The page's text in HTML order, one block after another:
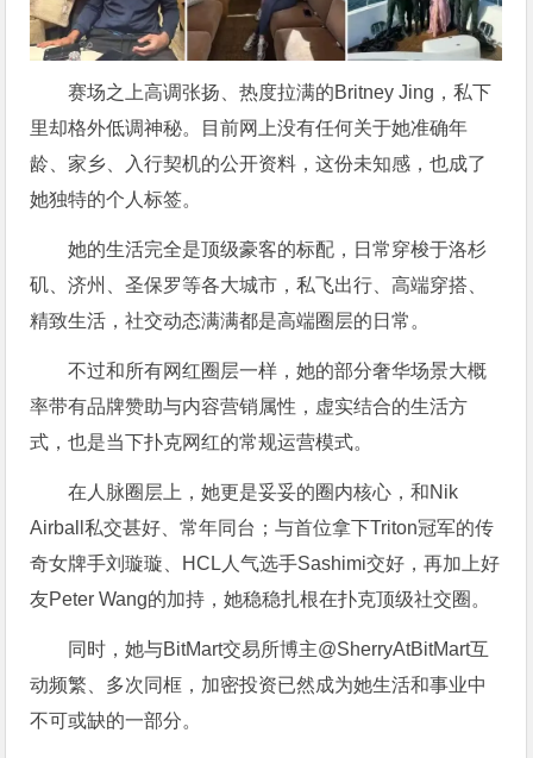
赛场之上高调张扬、热度拉满的Britney Jing，私下
里却格外低调神秘。目前网上没有任何关于她准确年
龄、家乡、入行契机的公开资料，这份未知感，也成了
她独特的个人标签。
她的生活完全是顶级豪客的标配，日常穿梭于洛杉
矶、济州、圣保罗等各大城市，私飞出行、高端穿搭、
精致生活，社交动态满满都是高端圈层的日常。
不过和所有网红圈层一样，她的部分奢华场景大概
率带有品牌赞助与内容营销属性，虚实结合的生活方
式，也是当下扑克网红的常规运营模式。
在人脉圈层上，她更是妥妥的圈内核心，和Nik
Airball私交甚好、常年同台；与首位拿下Triton冠军的传
奇女牌手刘璇璇、HCL人气选手Sashimi交好，再加上好
友Peter Wang的加持，她稳稳扎根在扑克顶级社交圈。
同时，她与BitMart交易所博主@SherryAtBitMart互
动频繁、多次同框，加密投资已然成为她生活和事业中
不可或缺的一部分。